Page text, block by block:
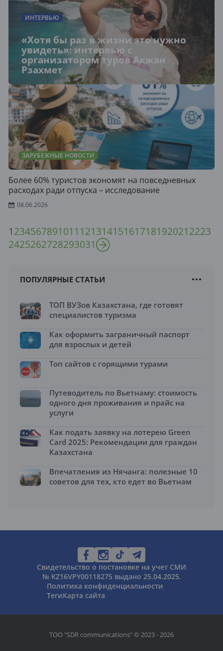
ИНТЕРВЬЮ
«Хотя бы раз в жизни это нужно
увидеть»: интервью с
организатором туров Акжан
Рзахмет
ЗАРУБЕЖНЫЕ НОВОСТИ
Более 60% туристов экономят на повседневных
расходах ради отпуска – исследование
08.06.2026
1234567891011 121314151617181920212223
2425262728293031
ПОПУЛЯРНЫЕ СТАТЬИ
ТОП ВУЗов Казахстана, где готовят
специалистов туризма
Как оформить заграничный паспорт
для взрослых и детей
Топ сайтов с горящими турами
Путеводитель по Вьетнаму: стоимость
одного дня проживания и прайс на
услуги
Как подать заявку на лотерею Green
Card 2025: Рекомендации для граждан
Казахстана
Впечатления из Нячанга: полезные 10
советов для тех, кто едет во Вьетнам
Свидетельство о постановке на учет СМИ
№ KZ16VPY00118275 выдано 25.04.2025.
Политика конфиденциальности
ТегиКарта сайта
ТОО "SDR communications" © 2023 - 2026